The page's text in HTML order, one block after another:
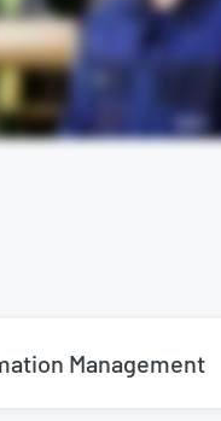
Management